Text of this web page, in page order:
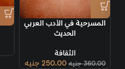
المسرحية في الأدب العربي
الحديث
الثقافة
360.00 جنيه 250.00 جنيه